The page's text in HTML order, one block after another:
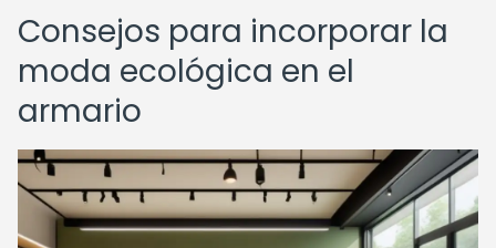
Consejos para incorporar la
moda ecológica en el
armario